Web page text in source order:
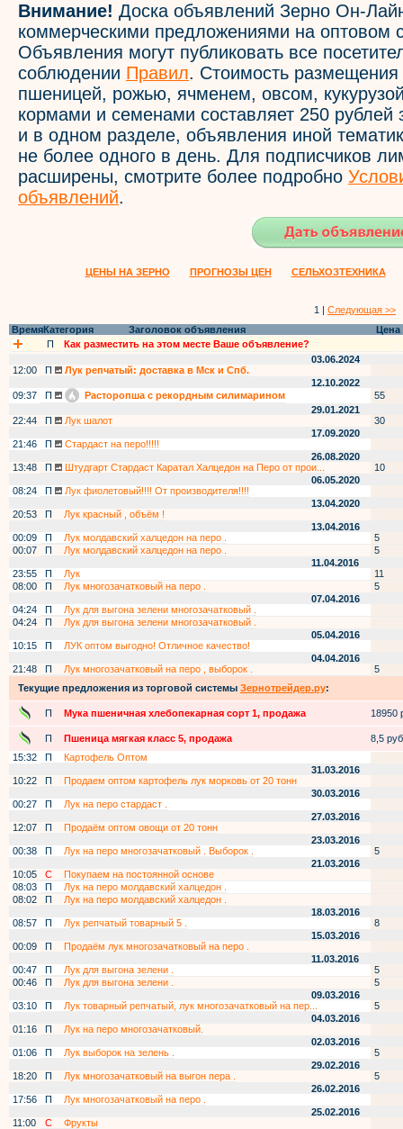
Внимание! Доска объявлений Зерно Он-
коммерческими предложениями на оптовом
Объявления могут публиковать все
соблюдении Правил. Стоимость
пшеницей, рожью, ячменем, овсом,
кормами и семенами составляет 250 рублей
и в одном разделе, объявления иной
не более одного в день. Для подписчиков
расширены, смотрите более подробно
объявлений.
ЦЕНЫ НА ЗЕРНО ПРОГНОЗЫ ЦЕН СЕЛЬХОЗТЕХНИКА
1 | Следующая >>
ВремяКатегория Заголовок объявления
Цена
П
Как разместить на этом месте Ваше объявление?
03.06.2024
12:00
П
Лук репчатый: доставка в Мск и Спб.
12.10.2022
09:37
П Расторопша с рекордным силимарином
55
29.01.2021
22:44
П Лук шалот
30
17.09.2020
21:46
П
Стардаст на перо!!!!!
26.08.2020
13:48
П Штудгарт Стардаст Каратал Халцедон на Перо от прои...
10
06.05.2020
08:24
П
Лук фиолетовый!!!! От производителя!!!!
13.04.2020
20:53
П
Лук красный , объём !
13.04.2016
00:09
П Лук молдавский халцедон на перо .
5
00:07
П Лук молдавский халцедон на перо .
5
11.04.2016
23:55
П Лук
11
08:00
П Лук многозачатковый на перо .
5
07.04.2016
04:24
П
Лук для выгона зелени многозачатковый .
04:24
П
Лук для выгона зелени многозачатковый .
05.04.2016
10:15
П
ЛУК оптом выгодно! Отличное качество!
04.04.2016
21:48
П Лук многозачатковый на перо , выборок .
5
Текущие предложения из торговой системы Зернотрейдер.ру:
П Мука пшеничная хлебопекарная сорт 1, продажа 18950
П Пшеница мягкая класс 5, продажа
8,5
15:32
П
Картофель Оптом
31.03.2016
10:22
П
Продаем оптом картофель лук морковь от 20 тонн
30.03.2016
00:27
П
Лук на перо стардаст .
27.03.2016
12:07
П
Продаём оптом овощи от 20 тонн
23.03.2016
00:38
П Лук на перо многозачатковый . Выборок .
5
21.03.2016
10:05
С
Покупаем на постоянной основе
08:03
П
Лук на перо молдавский халцедон .
08:02
П
Лук на перо молдавский халцедон .
18.03.2016
08:57
П Лук репчатый товарный 5 .
8
15.03.2016
00:09
П
Продаём лук многозачатковый на перо .
11.03.2016
00:47
П Лук для выгона зелени .
5
00:46
П Лук для выгона зелени .
5
09.03.2016
03:10
П Лук товарный репчатый, лук многозачатковый на пер...
5
04.03.2016
01:16
П
Лук на перо многозачатковый.
02.03.2016
01:06
П Лук выборок на зелень .
5
29.02.2016
18:20
П Лук многозачатковый на выгон пера .
5
26.02.2016
17:56
П
Лук многозачатковый на перо .
25.02.2016
11:00
С
Фрукты